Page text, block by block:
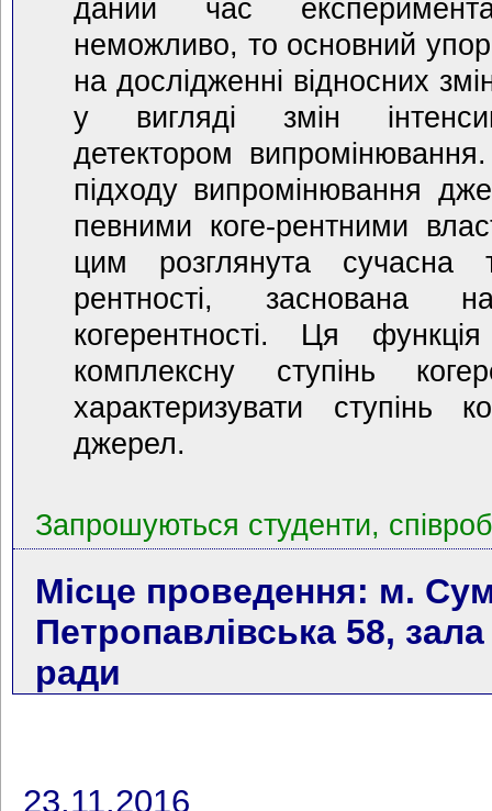
даний час
неможливо, то основний
на дослідженні відносних
у вигляді змін
детектором
підходу випромінювання
певними коге-рентними
цим розглянута сучасна
рентності, заснована
когерентності. Ця
комплексну ступінь
характеризувати ступінь
джерел.
Запрошуються студенти,
Місце проведення: м.
Петропавлівська 58, зала
ради
23.11.2016